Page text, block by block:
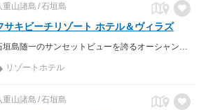
重山諸島 石垣島
サキビーチリゾート ホテル＆ヴィラズ
リゾートホテル
重山諸島 石垣島